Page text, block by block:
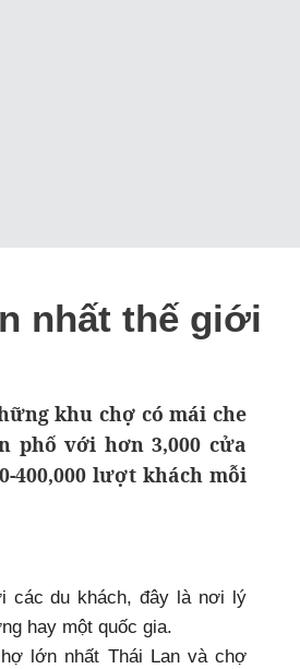
nhất thế giới
khu chợ có mái che
phố với hơn 3,000 cửa
400,000 lượt khách mỗi
các du khách, đây là nơi lý
hay một quốc gia.
lớn nhất Thái Lan và chợ